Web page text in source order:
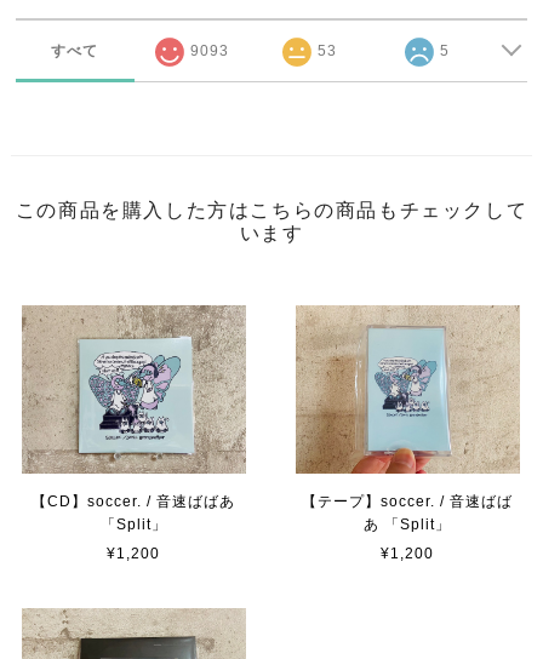
すべて 9093 53 5
この商品を購入した方はこちらの商品もチェックして
います
【CD】soccer. / 音速ばばあ
「Split」
¥1,200
【テープ】soccer. / 音速ばば
あ 「Split」
¥1,200